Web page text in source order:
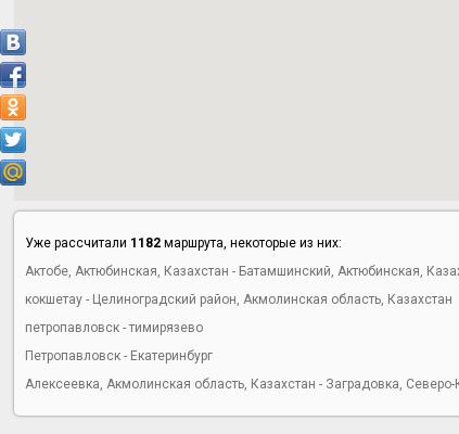
Уже рассчитали 1182 маршрута, некоторые из них:
Актобе, Актюбинская, Казахстан - Батамшинский, Актюбинская,
кокшетау - Целиноградский район, Акмолинская область, Казахстан
петропавловск - тимирязево
Петропавловск - Екатеринбург
Алексеевка, Акмолинская область, Казахстан - Заградовка,